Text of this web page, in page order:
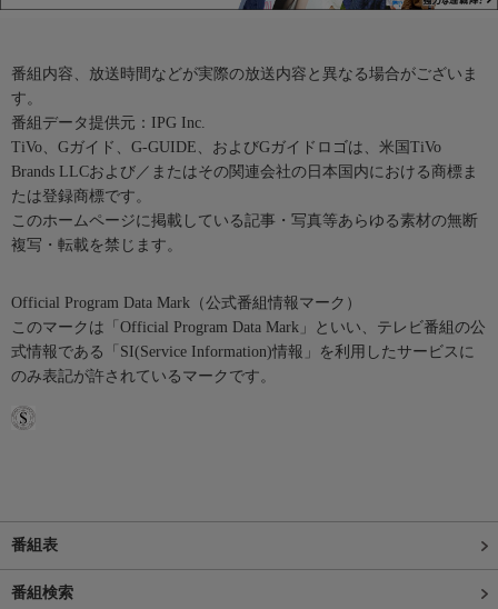
番組内容、放送時間などが実際の放送内容と異なる場合がございま
す。
番組データ提供元：IPG Inc.
TiVo、Gガイド、G-GUIDE、およびGガイドロゴは、米国TiVo
Brands LLCおよび／またはその関連会社の日本国内における商標ま
たは登録商標です。
このホームページに掲載している記事・写真等あらゆる素材の無断
複写・転載を禁じます。
Official Program Data Mark（公式番組情報マーク）
このマークは「Official Program Data Mark」といい、テレビ番組の公
式情報である「SI(Service Information)情報」を利用したサービスに
のみ表記が許されているマークです。
番組表
番組検索